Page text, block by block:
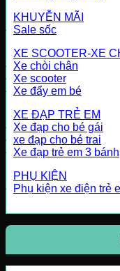
KHUYỄN MÃI
Sale sốc
XE SCOOTER-XE
Xe chòi chân
Xe scooter
Xe đẩy em bé
XE ĐẠP TRẺ EM
Xe đạp cho bé gái
xe đạp cho bé trai
Xe đạp trẻ em 3 bánh
PHỤ KIỆN
Phụ kiện xe điện trẻ